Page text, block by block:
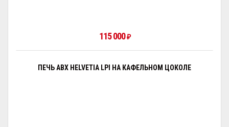
115 000₽
ПЕЧЬ ABX HELVETIA LPI НА КАФЕЛЬНОМ ЦОКОЛЕ